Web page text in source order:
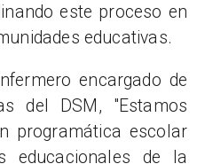
este proceso en
educativas.
encargado de
del DSM, "Estamos
programática escolar
educacionales de la